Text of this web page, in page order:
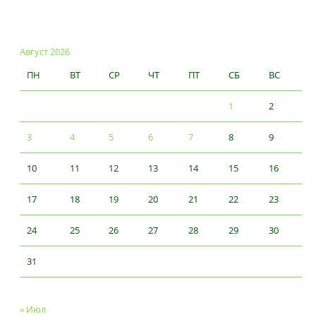
Август 2026
ПН
ВТ СР ЧТ ПТ СБ ВС
1 2
3 4 5 6 7 8 9
10 11 12 13 14 15 16
17 18 19 20 21 22 23
24 25 26 27 28 29 30
31
« Июл